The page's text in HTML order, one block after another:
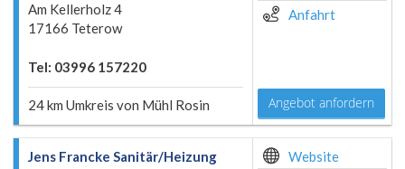
Am Kellerholz 4
17166 Teterow
Tel: 03996 157220
24 km Umkreis von Mühl Rosin
Anfahrt
Angebot anfordern
Jens Francke Sanitär/Heizung
Website